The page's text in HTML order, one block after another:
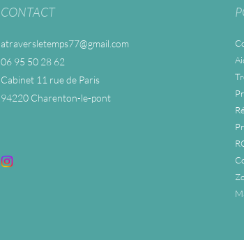
CONTACT
atraversletemps77@gmail.com
06 95 50 28 62
Cabinet 11 rue de Paris
94220 Charenton-le-pont